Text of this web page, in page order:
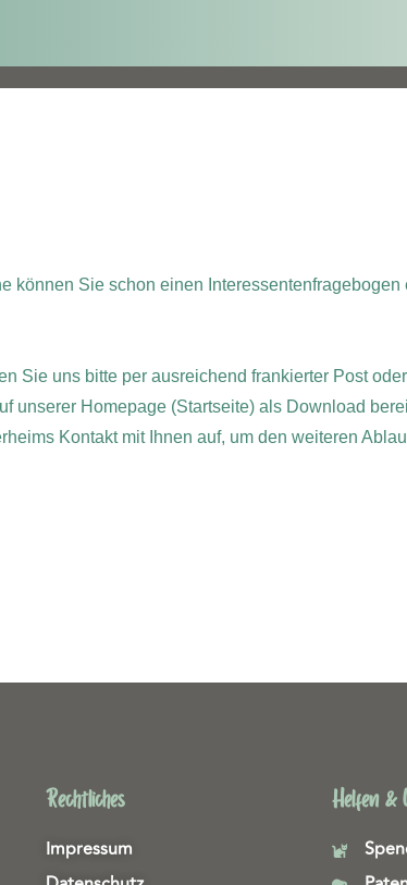
können Sie schon einen Interessentenfragebogen
Sie uns bitte per ausreichend frankierter Post
unserer Homepage (Startseite) als Download
Kontakt mit Ihnen auf, um den weiteren
Rechtliches
Impressum
Helfen &